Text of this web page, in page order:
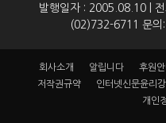
발행일자 : 2005.08.10 |
(02)732-6711 문
회사소개 알립니다 후원안
저작권규약
인터넷신문윤리
개인